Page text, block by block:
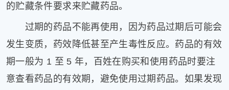
的贮藏条件要求来贮藏药品。
过期的药品不能再使用，因为药品过期后可能会
发生变质，药效降低甚至产生毒性反应。药品的有效
期一般为 1 至 5 年，百姓在购买和使用药品时要注
意查看药品的有效期，避免使用过期药品。如果发现